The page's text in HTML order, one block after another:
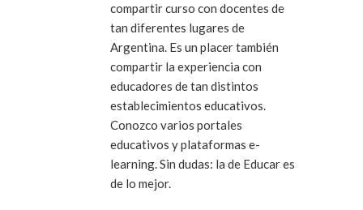
compartir curso con docentes de
tan diferentes lugares de
Argentina. Es un placer también
compartir la experiencia con
educadores de tan distintos
establecimientos educativos.
Conozco varios portales
educativos y plataformas e-
learning. Sin dudas: la de Educar es
de lo mejor.